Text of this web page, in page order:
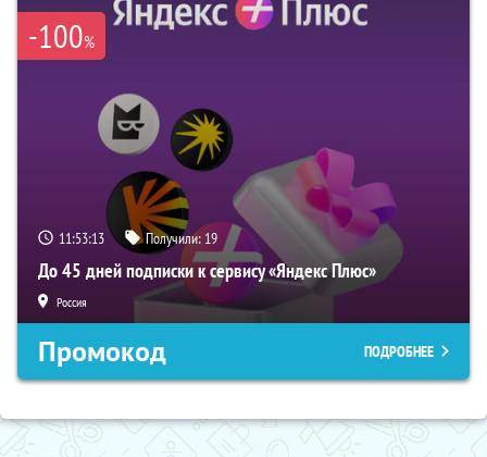
-100%
11:53:12 Получили: 19
До 45 дней подписки к сервису «Яндекс Плюс»
Россия
Промокод ПОДРОБНЕЕ